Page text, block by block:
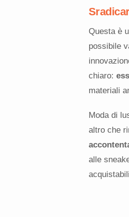
Questa è
possibile
chiaro:
materiali
Moda di
altro che
alle